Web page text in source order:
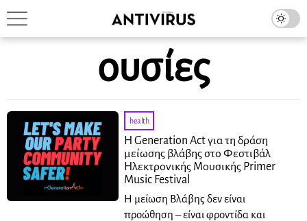
ουσίες
health
Η Generation Act για τη δράση
μείωσης βλάβης στο Φεστιβάλ
Ηλεκτρονικής Μουσικής Primer
Music Festival
Η μείωση Βλάβης δεν είναι
προώθηση – είναι φροντίδα και